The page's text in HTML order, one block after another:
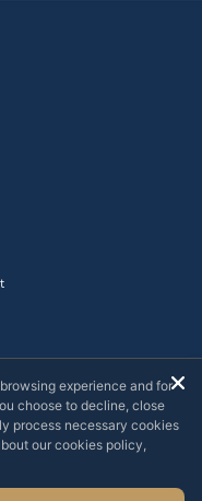
experience and for
choose to decline, close
process necessary cookies
our cookies policy,